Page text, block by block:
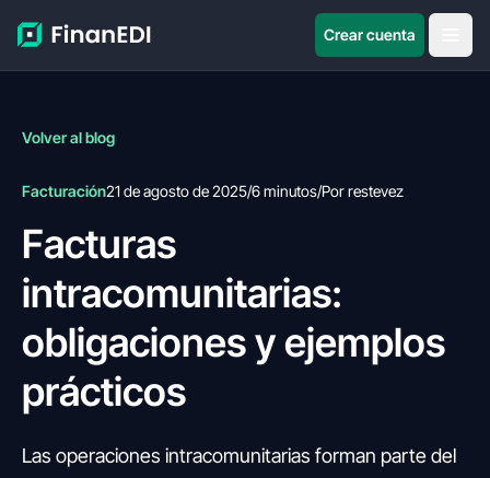
Crear cuenta
Volver al blog
Facturación21 de agosto de 2025/6 minutos/Por restevez
Facturas
intracomunitarias:
obligaciones y ejemplos
prácticos
Las operaciones intracomunitarias forman parte del